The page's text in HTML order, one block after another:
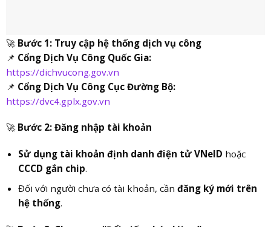
🚀 Bước 1: Truy cập hệ thống dịch vụ công
📌 Cổng Dịch Vụ Công Quốc Gia:
https://dichvucong.gov.vn
📌 Cổng Dịch Vụ Công Cục Đường Bộ:
https://dvc4.gplx.gov.vn
🚀 Bước 2: Đăng nhập tài khoản
Sử dụng tài khoản định danh điện tử VNeID hoặc
CCCD gắn chip.
Đối với người chưa có tài khoản, cần đăng ký mới trên
hệ thống.